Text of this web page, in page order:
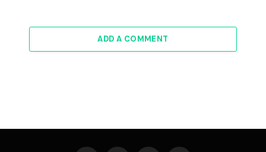
ADD A COMMENT